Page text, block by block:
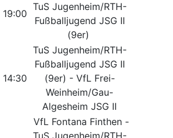
19:00
TuS Jugenheim/RTH-
Fußballjugend JSG II
(9er)
14:30
TuS Jugenheim/RTH-
Fußballjugend JSG II
(9er) - VfL Frei-
Weinheim/Gau-
Algesheim JSG II
VfL Fontana Finthen -